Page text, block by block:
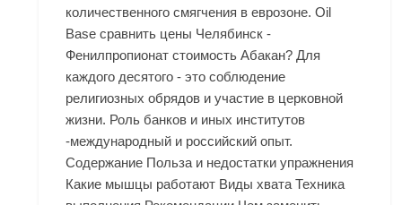
количественного смягчения в еврозоне. Oil
Base сравнить цены Челябинск -
Фенилпропионат стоимость Абакан? Для
каждого десятого - это соблюдение
религиозных обрядов и участие в церковной
жизни. Роль банков и иных институтов
-международный и российский опыт.
Содержание Польза и недостатки упражнения
Какие мышцы работают Виды хвата Техника